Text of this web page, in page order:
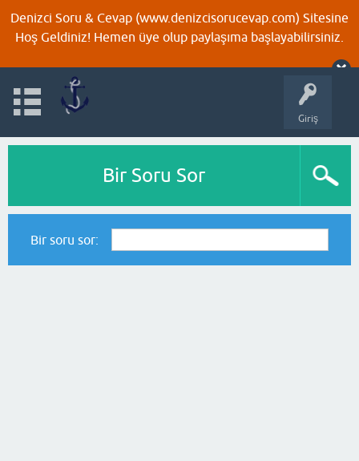
Denizci Soru & Cevap (www.denizcisorucevap.com) Sitesine
Hoş Geldiniz! Hemen üye olup paylaşıma başlayabilirsiniz.
Giriş
Bir Soru Sor
Bir soru sor: